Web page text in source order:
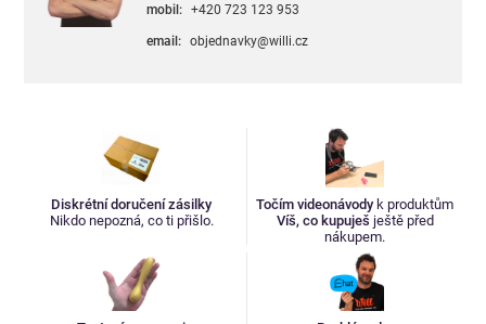
mobil: +420 723 123 953
email: objednavky@willi.cz
Diskrétní doručení zásilky
Nikdo nepozná, co ti přišlo.
Točím videonávody k produktům
Víš, co kupuješ ještě před
nákupem.